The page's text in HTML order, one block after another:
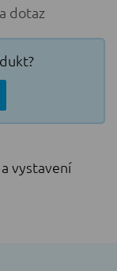
dotaz
vystavení